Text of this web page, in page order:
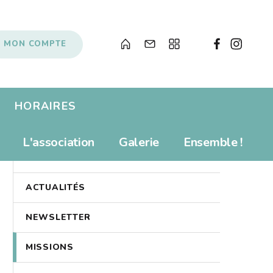
MON COMPTE
Albums pour enfants
Livres numériques
Propositions d'achat
Prolonger
Tarifs
HORAIRES
Newsletter
Soutenir le Bibliobus
Liens
L'association Galerie
Revue de presse
Ensemble !
ACTUALITÉS
NEWSLETTER
MISSIONS